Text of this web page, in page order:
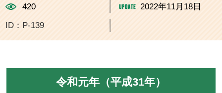
420 2022年11月18日
ID：P-139
令和元年（平成31年）